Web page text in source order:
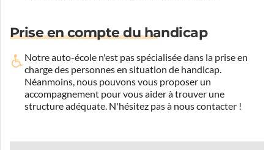
Prise en compte du handicap
Notre auto-école n'est pas spécialisée dans la prise en
charge des personnes en situation de handicap.
Néanmoins, nous pouvons vous proposer un
accompagnement pour vous aider à trouver une
structure adéquate. N'hésitez pas à nous contacter !